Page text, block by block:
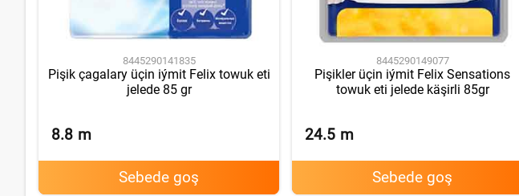
8445290141835
Pişik çagalary üçin iýmit Felix towuk eti
jelede 85 gr
8.8 m
Sebede goş
8445290149077
Pişikler üçin iýmit Felix Sensations
towuk eti jelede käşirli 85gr
24.5 m
Sebede goş